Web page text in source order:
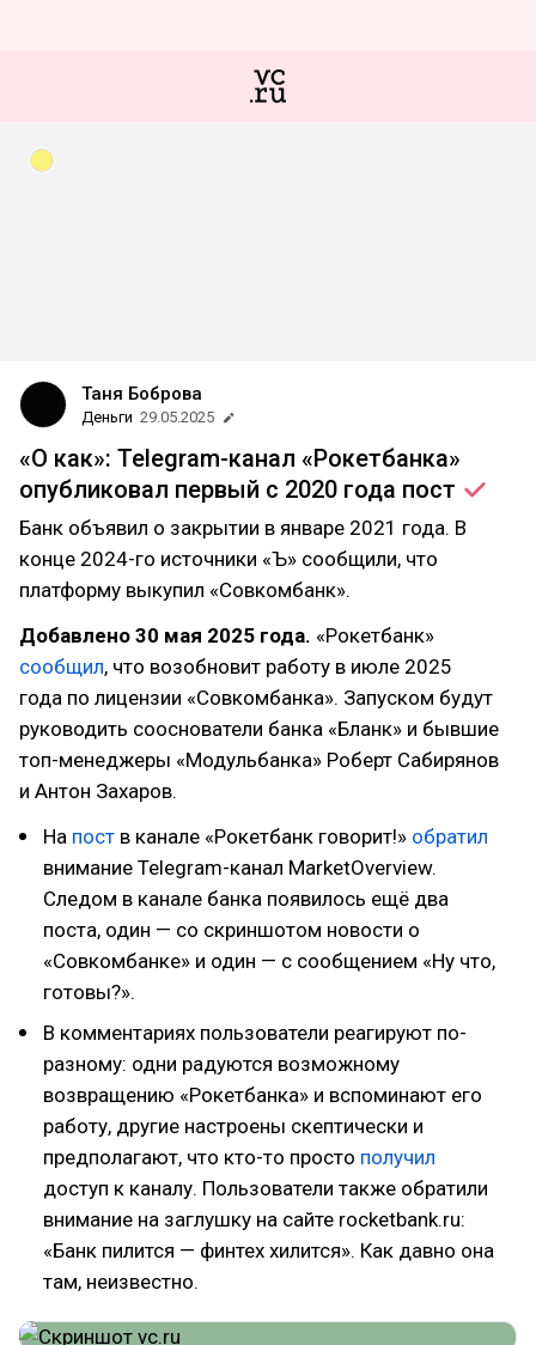
Таня Боброва
Деньги 29.05.2025
«О как»: Telegram-канал «Рокетбанка»
опубликовал первый с 2020 года пост
Банк объявил о закрытии в январе 2021 года. В
конце 2024-го источники «Ъ» сообщили, что
платформу выкупил «Совкомбанк».
Добавлено 30 мая 2025 года. «Рокетбанк»
сообщил, что возобновит работу в июле 2025
года по лицензии «Совкомбанка». Запуском будут
руководить сооснователи банка «Бланк» и бывшие
топ-менеджеры «Модульбанка» Роберт Сабирянов
и Антон Захаров.
На пост в канале «Рокетбанк говорит!» обратил
внимание Telegram-канал MarketOverview.
Следом в канале банка появилось ещё два
поста, один — со скриншотом новости о
«Совкомбанке» и один — с сообщением «Ну что,
готовы?».
В комментариях пользователи реагируют по-
разному: одни радуются возможному
возвращению «Рокетбанка» и вспоминают его
работу, другие настроены скептически и
предполагают, что кто-то просто получил
доступ к каналу. Пользователи также обратили
внимание на заглушку на сайте rocketbank.ru:
«Банк пилится — финтех хилится». Как давно она
там, неизвестно.